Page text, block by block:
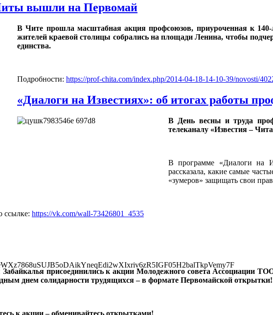
вышли на Первомай
В Чите прошла масштабная акция профсоюзов, приуроченная к
жителей краевой столицы собрались на площади Ленина, чтобы
единства.
Подробности: https://prof-chita.com/index.php/2014-04-18-14-10-39/novosti/
«Диалоги на Известиях»: об итогах работы
В День весны и труда
телеканалу «Известия –
В программе «Диалоги на
рассказала, какие самые
«зумеров» защищать свои
ссылке: https://vk.com/wall-73426801_4535
присоединились к акции Молодежного совета Ассоциации
днем солидарности трудящихся – в формате Первомайской открытки!